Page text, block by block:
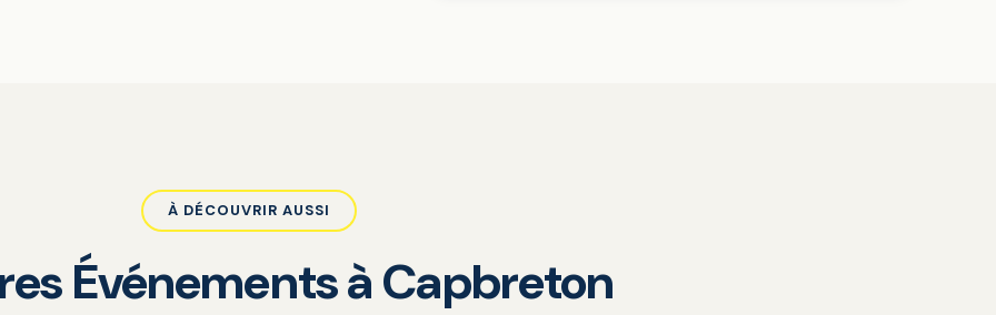
À DÉCOUVRIR AUSSI
Événements à Capbreton